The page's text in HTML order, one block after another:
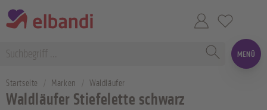
MENÜ
Startseite Marken Waldläufer
Waldläufer Stiefelette schwarz